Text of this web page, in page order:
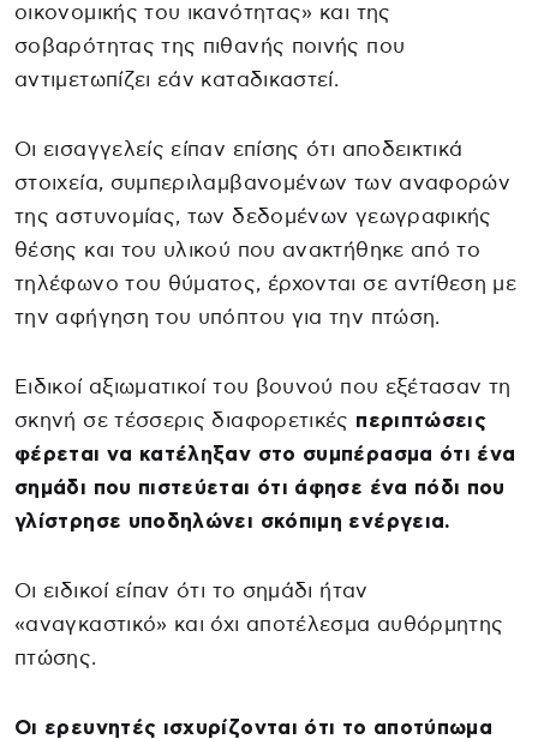
οικονομικής του ικανότητας» και της
σοβαρότητας της πιθανής ποινής που
αντιμετωπίζει εάν καταδικαστεί.
Οι εισαγγελείς είπαν επίσης ότι αποδεικτικά
στοιχεία, συμπεριλαμβανομένων των αναφορών
της αστυνομίας, των δεδομένων γεωγραφικής
θέσης και του υλικού που ανακτήθηκε από το
τηλέφωνο του θύματος, έρχονται σε αντίθεση με
την αφήγηση του υπόπτου για την πτώση.
Ειδικοί αξιωματικοί του βουνού που εξέτασαν τη
σκηνή σε τέσσερις διαφορετικές περιπτώσεις
φέρεται να κατέληξαν στο συμπέρασμα ότι ένα
σημάδι που πιστεύεται ότι άφησε ένα πόδι που
γλίστρησε υποδηλώνει σκόπιμη ενέργεια.
Οι ειδικοί είπαν ότι το σημάδι ήταν
«αναγκαστικό» και όχι αποτέλεσμα αυθόρμητης
πτώσης.
Οι ερευνητές ισχυρίζονται ότι το αποτύπωμα